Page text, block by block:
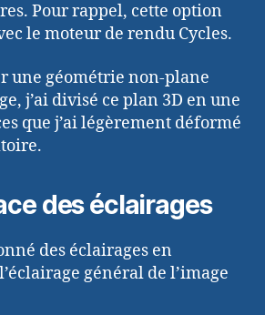
Pour rappel, cette option
le moteur de rendu Cycles.
une géométrie non-plane
j’ai divisé ce plan 3D en une
que j’ai légèrement déformé
des éclairages
des éclairages en
général de l’image